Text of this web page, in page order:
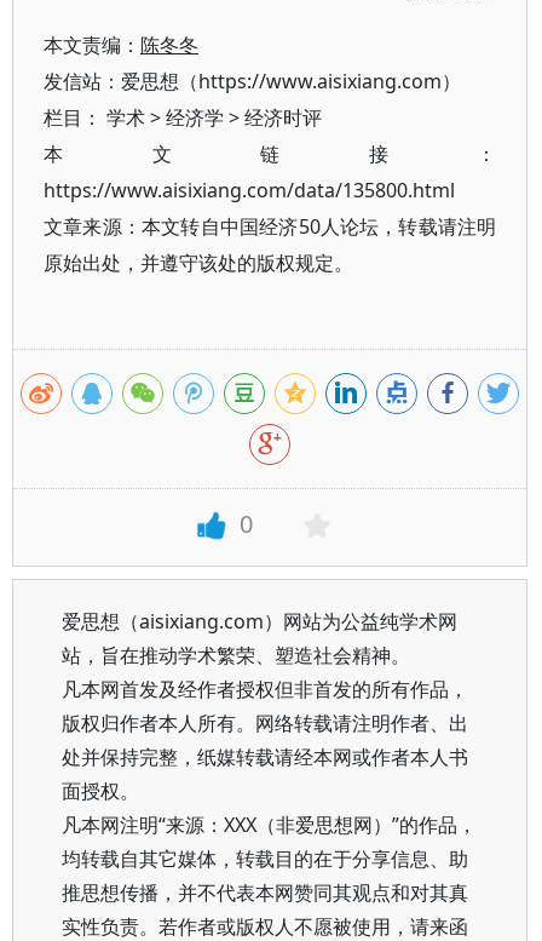
本文责编： 陈冬冬
发信站：爱思想（https://www.aisixiang.com）
栏目： 学术>经济学 >经济时评
本文链接：
https://www.aisixiang.com/data/135800.html
文章来源：本文转自中国经济50人论坛，转载请注明
原始出处，并遵守该处的版权规定。
0
爱思想（aisixiang.com）网站为公益纯学术网
站，旨在推动学术繁荣、塑造社会精神。
凡本网首发及经作者授权但非首发的所有作品，
版权归作者本人所有。网络转载请注明作者、出
处并保持完整，纸媒转载请经本网或作者本人书
面授权。
凡本网注明“来源：XXX（非爱思想网）”的作品，
均转载自其它媒体，转载目的在于分享信息、助
推思想传播，并不代表本网赞同其观点和对其真
实性负责。若作者或版权人不愿被使用，请来函